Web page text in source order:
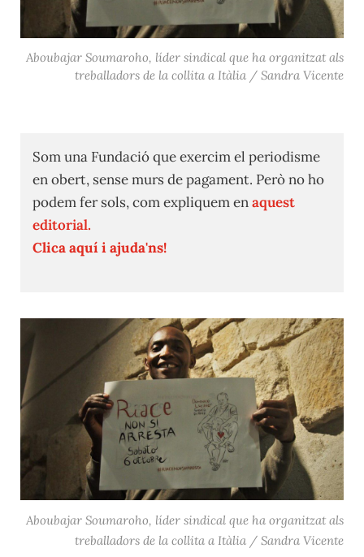
Aboubajar Soumaroho, líder sindical que ha organitzat als
treballadors de la collita a Itàlia / Sandra Vicente
Som una Fundació que exercim el periodisme
en obert, sense murs de pagament. Però no ho
podem fer sols, com expliquem enaquest
editorial.
Clica aquí i ajuda'ns!
Aboubajar Soumaroho, líder sindical que ha organitzat als
treballadors de la collita a Itàlia / Sandra Vicente